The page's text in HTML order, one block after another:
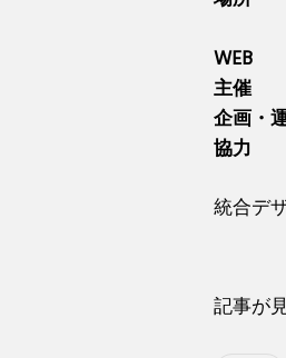
WEB
主催
企画・
協力
統合デ
記事が